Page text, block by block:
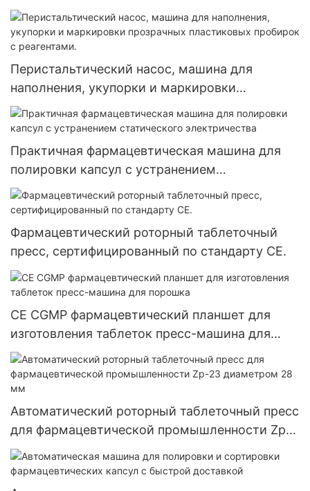
щетки ДЗП-350А
Перистальтический насос, машина для
наполнения, укупорки и маркировки
прозрачных пластиковых пробирок с
реагентами.
Практичная фармацевтическая машина для
полировки капсул с устранением
статического электричества
Фармацевтический роторный таблеточный
пресс, сертифицированный по стандарту CE.
CE CGMP фармацевтический планшет для
изготовления таблеток пресс-машина для
порошка
Автоматический роторный таблеточный пресс
для фармацевтической промышленности Zp-
23 диаметром 28 мм